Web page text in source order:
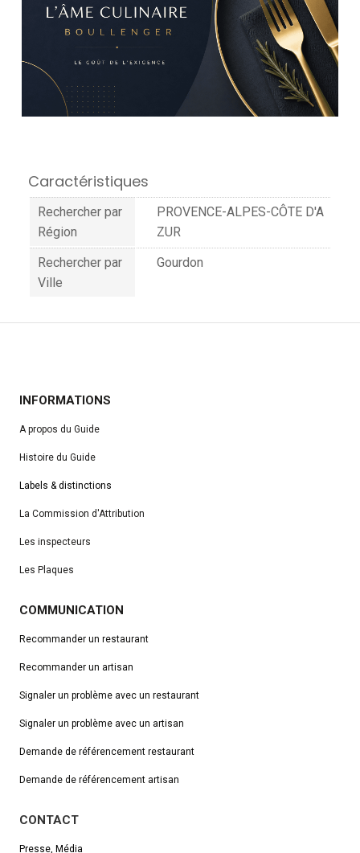
Caractéristiques
Rechercher par
Région
PROVENCE-ALPES-CÔTE D'A
ZUR
Rechercher par
Ville
Gourdon
INFORMATIONS
A propos du Guide
Histoire du Guide
Labels & distinctions
La Commission d'Attribution
Les inspecteurs
Les Plaques
COMMUNICATION
Recommander un restaurant
Recommander un artisan
Signaler un problème avec un restaurant
Signaler un problème avec un artisan
Demande de référencement restaurant
Demande de référencement artisan
CONTACT
Presse, Média